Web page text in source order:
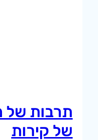
תרבות של
של קירות